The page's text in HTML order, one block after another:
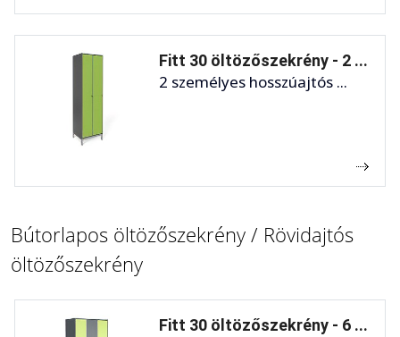
Fitt 30 öltözőszekrény - 2 ...
2 személyes hosszúajtós ...
Bútorlapos öltözőszekrény / Rövidajtós
öltözőszekrény
Fitt 30 öltözőszekrény - 6 ...